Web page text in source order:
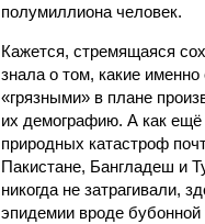
полумиллиона человек.
Кажется, стремящаяся
знала о том, какие
«грязными» в плане
их демографию. А как ещё
природных катастроф
Пакистане, Бангладеш и
никогда не затрагивали,
эпидемии вроде